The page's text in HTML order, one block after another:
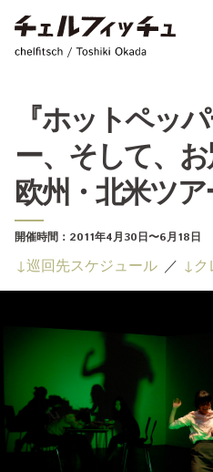
『ホットペッ
ー、そして、お
欧州・北米ツア
開催時間： 2011年4月30日〜6月18日
巡回先スケジュール ク